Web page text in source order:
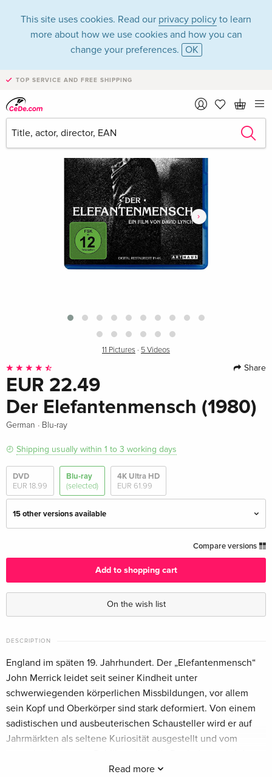
This site uses cookies. Read our privacy policy to learn
more about how we use cookies and how you can
change your preferences. OK
TOP SERVICE AND FREE SHIPPING
›
11 Pictures · 5 Videos
Share
EUR 22.49
Der Elefantenmensch (1980)
German · Blu-ray
Shipping usually within 1 to 3 working days
DVD
EUR 18.99
Blu-ray
(selected)
4K Ultra HD
EUR 61.99
15 other versions available
Edition
EUR 51.49
Edition, 4K Ultra HD + Blu-ray
English · US Version
4K-restauriert, Collector's Edition, 2 Blu-rays
German
EUR 22.49
Standard edition — (selected)
EUR 22.49
Compare versions
Add to shopping cart
On the wish list
DESCRIPTION
Read more
England im späten 19. Jahrhundert. Der „Elefantenmensch“
John Merrick leidet seit seiner Kindheit unter
schwerwiegenden körperlichen Missbildungen, vor allem
sein Kopf und Oberkörper sind stark deformiert. Von einem
sadistischen und ausbeuterischen Schausteller wird er auf
Jahrmärkten als seltene Kuriosität ausgestellt und vom
Chirurg Frederick Treves auf seinen Fall aufmerksam und